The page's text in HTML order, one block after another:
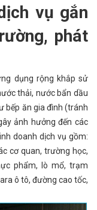
vụ gắn
phát
dụng rộng khắp sử
thải, nước bẩn dầu
bếp ăn gia đình (tránh
ảnh hưởng đến các
doanh dịch vụ gồm:
cơ quan, trường học,
phẩm, lò mổ, trạm
ô tô, đường cao tốc,